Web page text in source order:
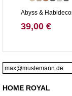
Abyss &
39,00 €
HOME ROYAL